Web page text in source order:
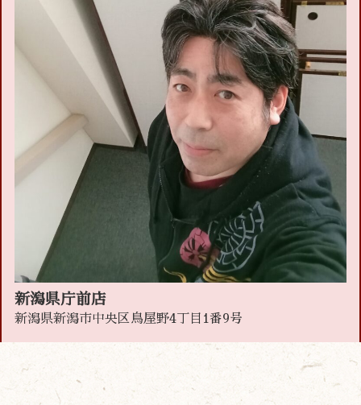
新潟県庁前店
新潟県新潟市中央区鳥屋野4丁目1番9号